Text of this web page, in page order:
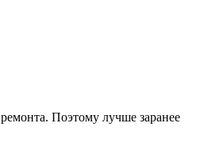
Поэтому лучше заранее